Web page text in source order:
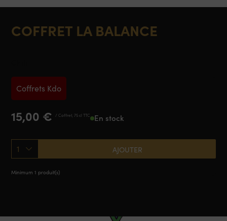
COFFRET LA BALANCE
15,00 € / Coffret, 75 cl TTC En stock
1 AJOUTER
Minimum 1 produit(s)
Coffrets Kdo